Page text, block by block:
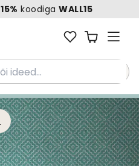
koodiga WALL15